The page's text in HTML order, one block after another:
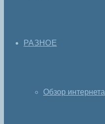
РАЗНОЕ
Обзор интернета